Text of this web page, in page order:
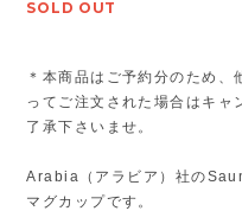
SOLD OUT
＊本商品はご予約分のため
ってご注文された場合はキャ
了承下さいませ。
Arabia（アラビア）社の
マグカップです。